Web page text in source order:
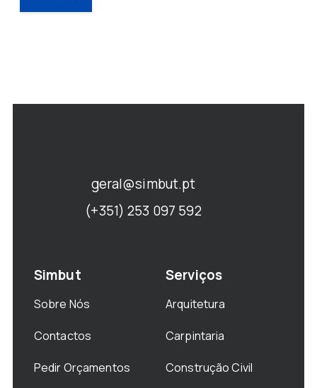
geral@simbut.pt
(+351) 253 097 592
Simbut
Sobre Nós
Contactos
Pedir Orçamentos
Serviços
Arquitetura
Carpintaria
Construção Civil